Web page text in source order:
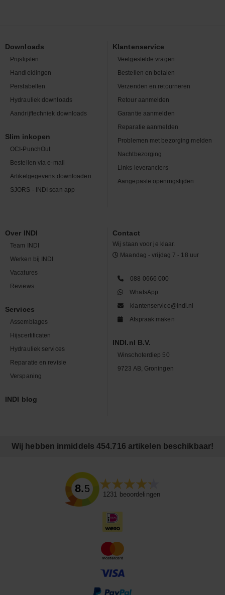
Downloads
Prijslijsten
Handleidingen
Perstabellen
Hydrauliek downloads
Aandrijftechniek downloads
Slim inkopen
OCI-PunchOut
Bestellen via e-mail
Artikelgegevens downloaden
SJORS - INDI scan app
Klantenservice
Veelgestelde vragen
Bestellen en betalen
Verzenden en retourneren
Retour aanmelden
Garantie aanmelden
Reparatie aanmelden
Problemen met bezorging melden
Nachtbezorging
Links leveranciers
Aangepaste openingstijden
Over INDI
Team INDI
Werken bij INDI
Vacatures
Reviews
Services
Assemblages
Hijscertificaten
Hydrauliek services
Reparatie en revisie
Verspaning
INDI blog
Contact
Wij staan voor je klaar.
Maandag - vrijdag 7 - 18 uur
088 0666 000
WhatsApp
klantenservice@indi.nl
Afspraak maken
INDI.nl B.V.
Winschoterdiep 50
9723 AB, Groningen
Wij hebben inmiddels 454.716 artikelen beschikbaar!
8.5
1231 beoordelingen